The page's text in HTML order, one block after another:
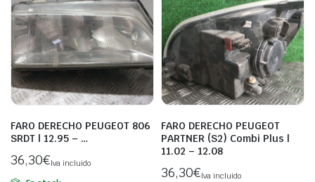
FARO DERECHO PEUGEOT 806
SRDT | 12.95 – …
36,30€Iva incluido
FARO DERECHO PEUGEOT
PARTNER (S2) Combi Plus |
11.02 – 12.08
36,30€Iva incluido